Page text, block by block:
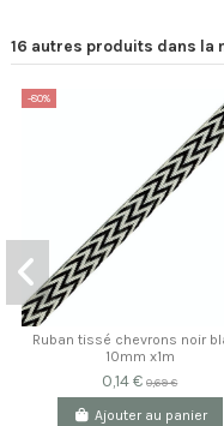
16 autres produits dans la
-80%
Ruban tissé chevrons noir
10mm x1m
0,14 €0,69 €
Ajouter au panier